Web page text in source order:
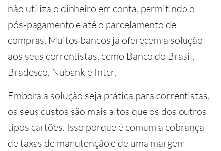
não utiliza o dinheiro em conta, permitindo o
pós-pagamento e até o parcelamento de
compras. Muitos bancos já oferecem a solução
aos seus correntistas, como Banco do Brasil,
Bradesco, Nubank e Inter.
Embora a solução seja prática para correntistas,
os seus custos são mais altos que os dos outros
tipos cartões. Isso porque é comum a cobrança
de taxas de manutenção e de uma margem